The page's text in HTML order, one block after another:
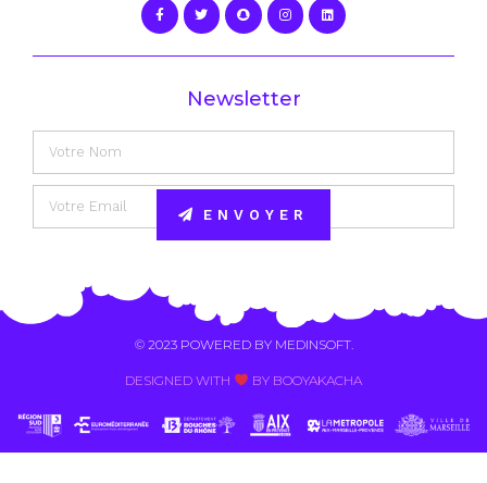
Newsletter
ENVOYER
© 2023 POWERED BY MEDINSOFT.
DESIGNED WITH BY BOOYAKACHA​